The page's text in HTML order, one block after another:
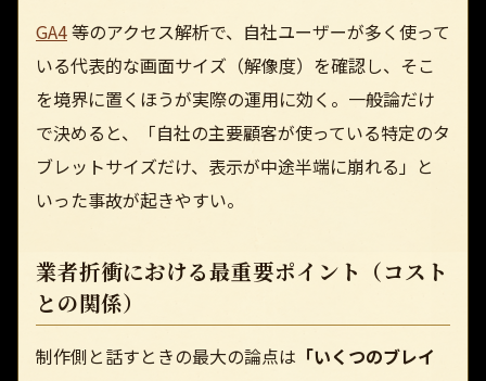
GA4等のアクセス解析で、自社ユーザーが多く使って
いる代表的な画面サイズ（解像度）を確認し、そこ
を境界に置くほうが実際の運用に効く。一般論だけ
で決めると、「自社の主要顧客が使っている特定のタ
ブレットサイズだけ、表示が中途半端に崩れる」と
いった事故が起きやすい。
業者折衝における最重要ポイント（コスト
との関係）
制作側と話すときの最大の論点は 「いくつのブレイ